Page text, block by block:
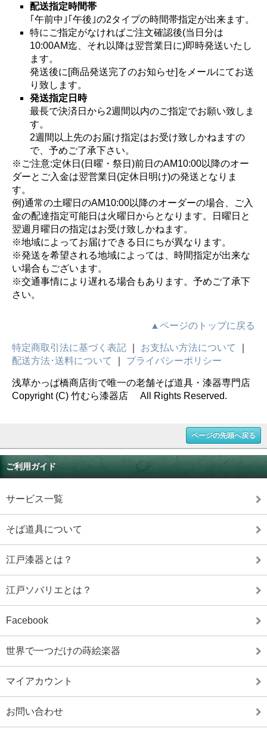
配送指定時間帯
｢午前中｣｢午後｣の2タイプの時間帯指定が出来ます。
特にご指定がなければご注文確認後(当日分は
10:00AM迄、それ以降は翌営業日に)即時発送いたし
ます。
発送後に[商品発送完了のお知らせ]をメールにてお送
り致します。
発送指定日時
最長で決済日から2週間以内のご指定でお願い致しま
す。
2週間以上先のお届け指定はお受け致しかねますの
で、予めご了承下さい。
※ご注意:定休日(日曜・祭日)前日のAM10:00以降のオー
ダーとご入金は翌営業日(定休日明け)の発送となりま
す。
例)通常の土曜日のAM10:00以降のオーダーの場合、ご入
金の配達指定可能日は火曜日からとなります。日曜日と
翌週月曜日の指定はお受け致しかねます。
※地域によってお届けできる日にちが異なります。
※発送を希望される地域によっては、時間指定が出来な
い場合もございます。
※交通事情により遅れる場合もあります。予めご了承下
さい。
▲ページのトップに戻る
特定商取引法に基づく表記 お支払い方法について
配送方法･送料について
プライバシーポリシー
浅草かっぱ橋商店街で唯一の老舗そば道具・漆器専門店
Copyright (C) 竹むら漆器店 All Rights Reserved.
ページの先頭へ戻る
ご利用ガイド
サービス一覧
そば道具について
江戸漆器とは？
江戸ソバリエとは？
Facebook
世界で一つだけの蒔絵楽器
マイアカウント
お問い合わせ